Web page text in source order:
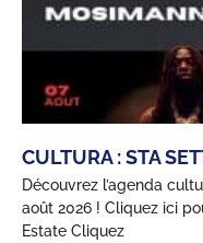
CULTURA : STA
Découvrez l’agenda
août 2026 ! Cliquez ici
Estate Cliquez